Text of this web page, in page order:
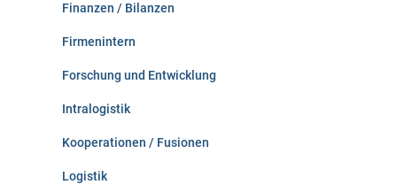
Finanzen / Bilanzen
Firmenintern
Forschung und Entwicklung
Intralogistik
Kooperationen / Fusionen
Logistik